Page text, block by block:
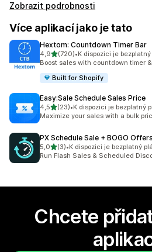
Zobrazit podrobnosti
Více aplikací jako je tato
Hextom: Countdown Timer Bar
4,9z 5 hvězd
(720)
Celkový počet recenzí: 720
•K dispozici je bezplatný
Boost sales with countdown timer
Built for Shopify
Easy:Sale Schedule Sales Price
4,5z 5 hvězd
(23)
Celkový počet recenzí: 23
•K dispozici je bezplatný
Maximize your sales with a bulk
PX Schedule Sale + BOGO Offers
5,0z 5 hvězd
(3)
Celkový počet recenzí: 3
•K dispozici je bezplatný
Run Flash Sales & Scheduled
Chcete